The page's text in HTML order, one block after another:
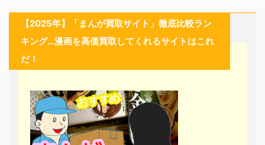
【2025年】「まんが買取サイト」徹底比較ラン
キング…漫画を高価買取してくれるサイトはこれ
だ！